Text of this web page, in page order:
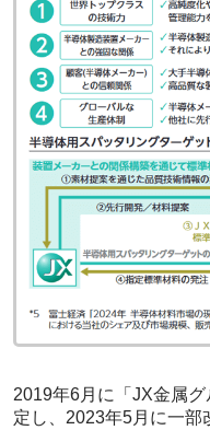
2019年6月に「JX金属
定し、2023年5月に一部